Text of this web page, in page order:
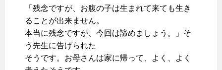
「残念ですが、お腹の子は生まれて来ても生き
ることが出来ません。
本当に残念ですが、今回は諦めましょう。」そ
う先生に告げられた
そうです。お母さんは家に帰って、よく、よく